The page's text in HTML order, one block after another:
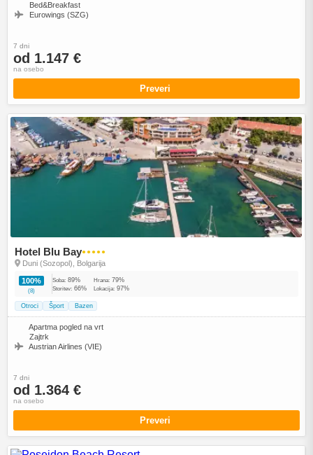
Bed&Breakfast
Eurowings (SZG)
7 dni
od 1.147 €
na osebo
Preveri
Hotel Blu Bay●●●●●
Duni (Sozopol), Bolgarija
100%
(8)
Soba: 89% Hrana: 79%
Storitev: 66% Lokacija: 97%
Otroci Šport Bazen
Apartma pogled na vrt
Zajtrk
Austrian Airlines (VIE)
7 dni
od 1.364 €
na osebo
Preveri